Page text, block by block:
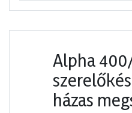
Alpha
házas